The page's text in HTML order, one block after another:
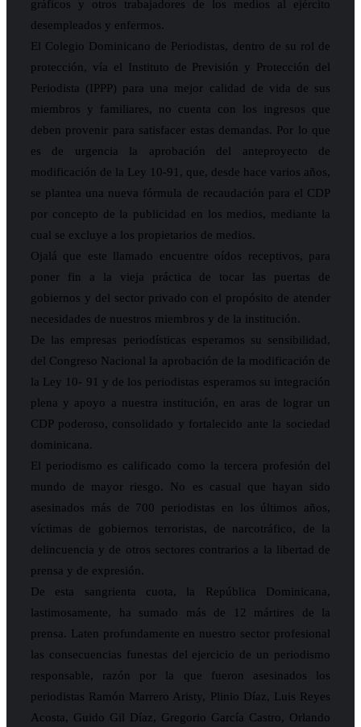
gráficos y otros trabajadores de los medios al ejército
desempleados y enfermos.
El Colegio Dominicano de Periodistas, dentro de su rol de
protección, vía el Instituto de Previsión y Protección del
Periodista (IPPP) para una mejor calidad de vida de sus
miembros y familiares, no cuenta con los ingresos que
deben provenir para satisfacer estas demandas. Por lo que
es de urgencia la aprobación del anteproyecto de
modificación de la Ley 10-91, que, desde hace varios años,
se plantea una nueva fórmula de recaudación para el CDP
por concepto de la publicidad en los medios, mediante la
cual se excluye a los propietarios de medios.
Ojalá que este llamado encuentre oídos receptivos, para
poner fin a la vieja práctica de tocar las puertas de
gobiernos y del sector privado con el propósito de atender
necesidades de nuestros miembros y de la institución.
De las empresas periodísticas esperamos su sensibilidad,
del Congreso Nacional la aprobación de la modificación de
la Ley 10- 91 y de los periodistas esperamos su integración
plena y apoyo a nuestra institución, en aras de lograr un
CDP poderoso, consolidado y fortalecido ante la sociedad
dominicana.
El periodismo es calificado como la tercera profesión del
mundo de mayor riesgo. No es casual que hayan sido
asesinados más de 700 periodistas en los últimos años,
víctimas de gobiernos terroristas, de narcotráfico, de la
delincuencia y de otros sectores contrarios a la libertad de
prensa y de expresión.
De esta sangrienta cuota, la República Dominicana,
lastimosamente, ha sumado más de 12 mártires de la
prensa. Laten profundamente en nuestro sector profesional
las consecuencias funestas del ejercicio de un periodismo
responsable, razón por la que fueron asesinados los
periodistas Ramón Marrero Aristy, Plinio Díaz, Luis Reyes
Acosta, Guido Gil Díaz, Gregorio García Castro, Orlando